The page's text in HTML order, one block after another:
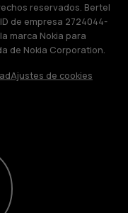
reservados. Bertel
de empresa 2724044-
marca Nokia para
de Nokia Corporation.
Ajustes de cookies